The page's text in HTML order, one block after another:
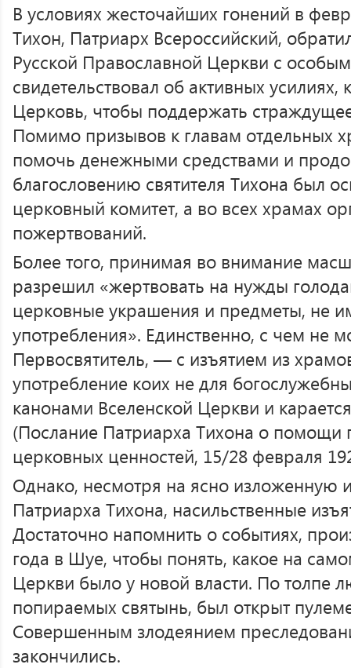
В условиях жесточайших гонений в
Тихон, Патриарх Всероссийский,
Русской Православной Церкви с
свидетельствовал об активных
Церковь, чтобы поддержать
Помимо призывов к главам отдельных
помочь денежными средствами и
благословению святителя Тихона был
церковный комитет, а во всех храмах
пожертвований.
Более того, принимая во внимание
разрешил «жертвовать на нужды
церковные украшения и предметы, не
употребления». Единственно, с чем не
Первосвятитель, — с изъятием из
употребление коих не для
канонами Вселенской Церкви и
(Послание Патриарха Тихона о
церковных ценностей, 15/28 февраля
Однако, несмотря на ясно
Патриарха Тихона, насильственные
Достаточно напомнить о событиях,
года в Шуе, чтобы понять, какое на
Церкви было у новой власти. По толпе
попираемых святынь, был открыт
Совершенным злодеянием
закончились.